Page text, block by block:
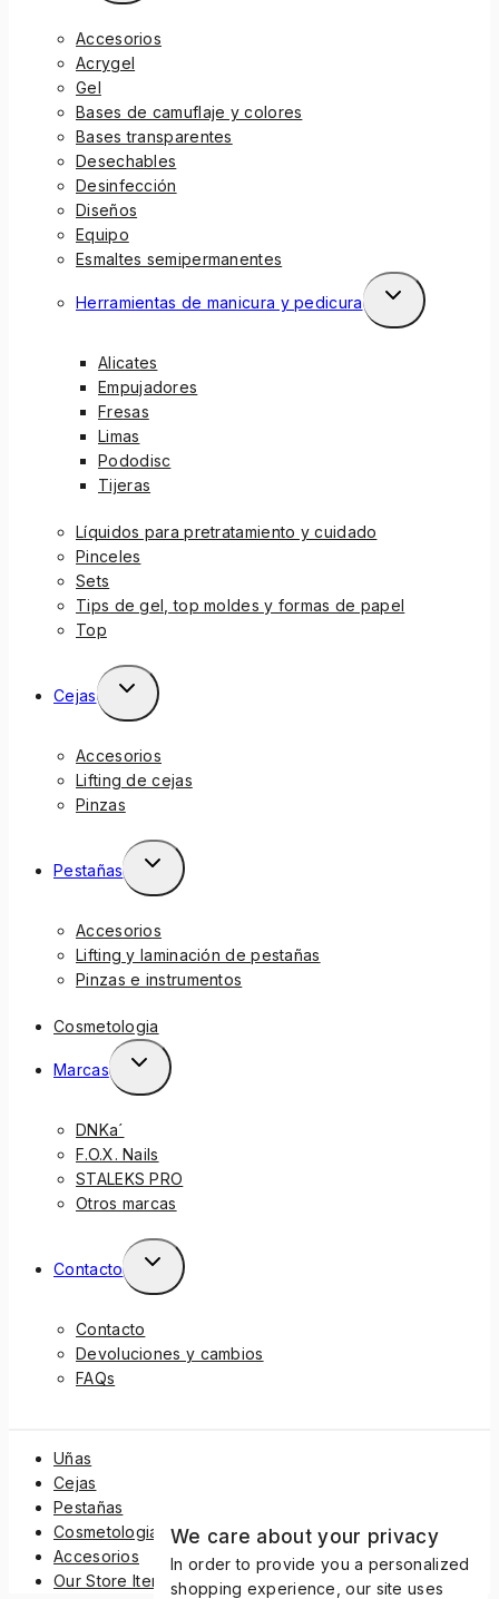
We care about your privacy
In order to provide you a personalized
shopping experience, our site uses
Accesorios
Acrygel
Gel
Bases de camuflaje y colores
Bases transparentes
Desechables
Desinfección
Diseños
Equipo
Esmaltes semipermanentes
Herramientas de manicura y pedicura
Alicates
Empujadores
Fresas
Limas
Pododisc
Tijeras
Líquidos para pretratamiento y cuidado
Pinceles
Sets
Tips de gel, top moldes y formas de papel
Top
Cejas
Accesorios
Lifting de cejas
Pinzas
Pestañas
Accesorios
Lifting y laminación de pestañas
Pinzas e instrumentos
Cosmetologia
Marcas
DNKa´
F.O.X. Nails
STALEKS PRO
Otros marcas
Contacto
Contacto
Devoluciones y cambios
FAQs
Uñas
Cejas
Pestañas
Cosmetologia
Accesorios
Our Store Items